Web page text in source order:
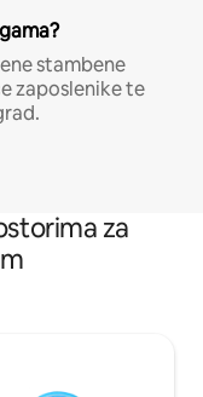
stambene
zaposlenike te
za